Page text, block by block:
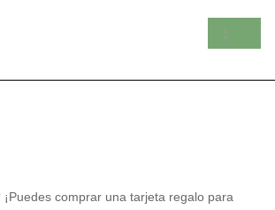
comprar una tarjeta regalo para